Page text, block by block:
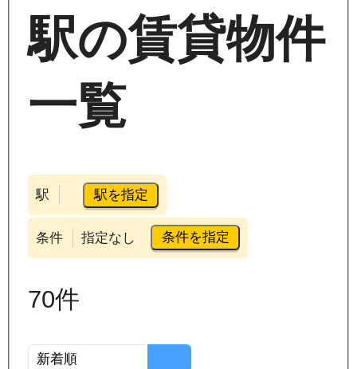
駅の賃貸物件
一覧
駅 駅を指定
条件 指定なし 条件を指定
70件